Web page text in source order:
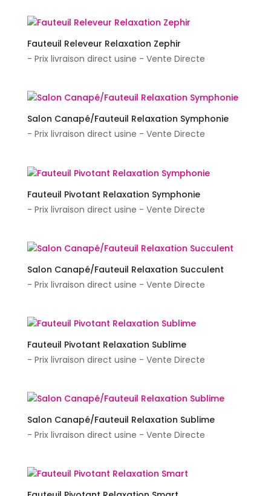
Fauteuil Releveur Relaxation Zephir
- Prix livraison direct usine - Vente Directe
Salon Canapé/Fauteuil Relaxation Symphonie
- Prix livraison direct usine - Vente Directe
Fauteuil Pivotant Relaxation Symphonie
- Prix livraison direct usine - Vente Directe
Salon Canapé/Fauteuil Relaxation Succulent
- Prix livraison direct usine - Vente Directe
Fauteuil Pivotant Relaxation Sublime
- Prix livraison direct usine - Vente Directe
Salon Canapé/Fauteuil Relaxation Sublime
- Prix livraison direct usine - Vente Directe